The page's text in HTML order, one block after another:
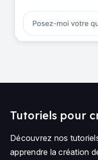
Tutoriels pour
Découvrez nos
apprendre la création